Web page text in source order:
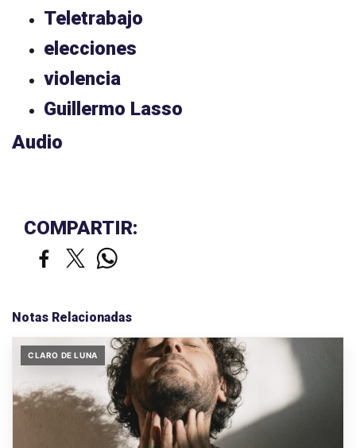
Teletrabajo
elecciones
violencia
Guillermo Lasso
Audio
COMPARTIR:
Notas Relacionadas
CLARO DE LUNA